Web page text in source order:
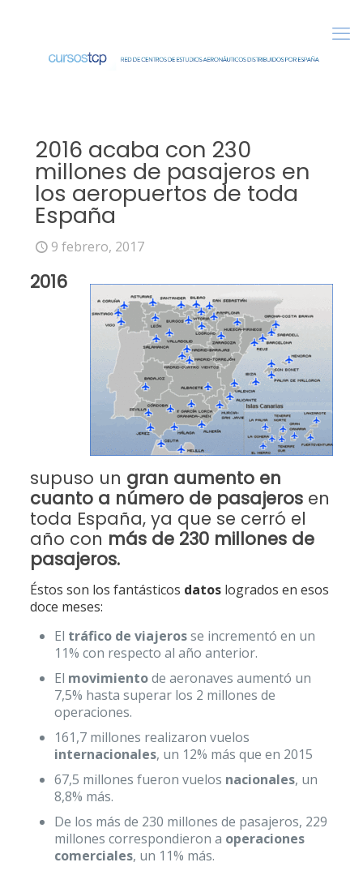
2016 acaba con 230
millones de pasajeros en
los aeropuertos de toda
España
9 febrero, 2017
2016
supuso un gran aumento en
cuanto a número de pasajerosen
toda España, ya que se cerró el
año con más de 230 millones de
pasajeros.
Éstos son los fantásticos datoslogrados en esos
doce meses:
El tráfico de viajerosse incrementó en un
11% con respecto al año anterior.
El movimientode aeronaves aumentó un
7,5% hasta superar los 2 millones de
operaciones.
161,7 millones realizaron vuelos
internacionales, un 12% más que en 2015
67,5 millones fueron vuelos nacionales, un
8,8% más.
De los más de 230 millones de pasajeros, 229
millones correspondieron a operaciones
comerciales, un 11% más.